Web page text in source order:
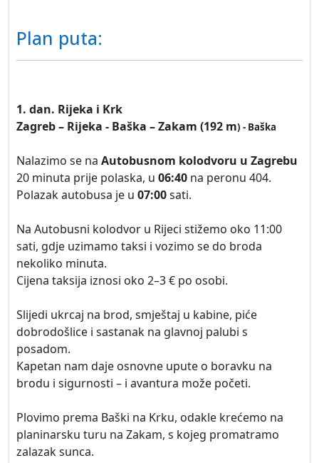
Plan puta:
1. dan. Rijeka i Krk
Zagreb – Rijeka - Baška – Zakam (192 m) - Baška
Nalazimo se na Autobusnom kolodvoru u Zagrebu
20 minuta prije polaska, u 06:40 na peronu 404.
Polazak autobusa je u 07:00sati.
Na Autobusni kolodvor u Rijeci stižemo oko 11:00
sati, gdje uzimamo taksi i vozimo se do broda
nekoliko minuta.
Cijena taksija iznosi oko 2–3 € po osobi.
Slijedi ukrcaj na brod, smještaj u kabine, piće
dobrodošlice i sastanak na glavnoj palubi s
posadom.
Kapetan nam daje osnovne upute o boravku na
brodu i sigurnosti – i avantura može početi.
Plovimo prema Baški na Krku, odakle krećemo na
planinarsku turu na Zakam, s kojeg promatramo
zalazak sunca.